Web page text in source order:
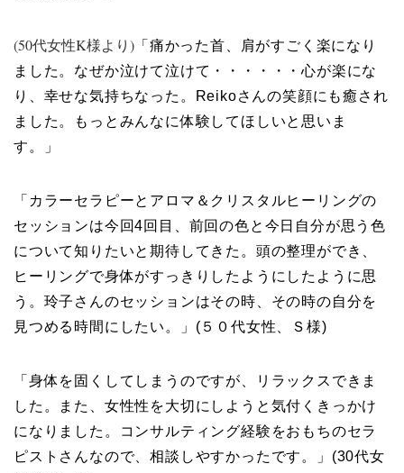
(50代女性K様より) 「痛かった首、肩がすごく楽になり
ました。なぜか泣けて泣けて・・・・・・心が楽にな
り、幸せな気持ちなった。Reikoさんの笑顔にも癒され
ました。もっとみんなに体験してほしいと思いま
す。」
「カラーセラピーとアロマ＆クリスタルヒーリングの
セッションは今回4回目、前回の色と今日自分が思う色
について知りたいと期待してきた。頭の整理ができ、
ヒーリングで身体がすっきりしたようにしたように思
う。玲子さんのセッションはその時、その時の自分を
見つめる時間にしたい。」(５０代女性、Ｓ様)
「身体を固くしてしまうのですが、リラックスできま
した。また、女性性を大切にしようと気付くきっかけ
になりました。コンサルティング経験をおもちのセラ
ピストさんなので、相談しやすかったです。」(30代女